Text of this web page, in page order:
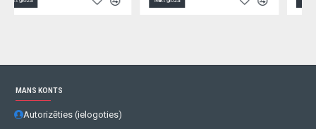
MANS KONTS
Autorizēties (ielogoties)